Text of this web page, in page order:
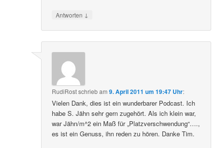
Antworten ↓
RudiRostschriebam9. April 2011 um 19:47 Uhr:
Vielen Dank, dies ist ein wunderbarer Podcast. Ich
habe S. Jähn sehr gern zugehört. Als ich klein war,
war Jähn/m^2 ein Maß für „Platzverschwendung“….,
es ist ein Genuss, ihn reden zu hören. Danke Tim.